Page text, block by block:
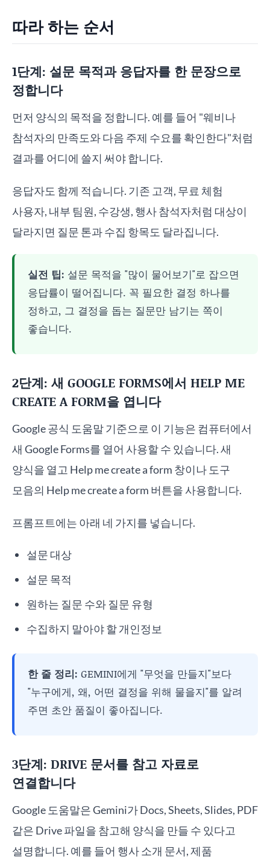
따라 하는 순서
1단계: 설문 목적과 응답자를 한 문장으로
정합니다
먼저 양식의 목적을 정합니다. 예를 들어 "웨비나
참석자의 만족도와 다음 주제 수요를 확인한다"처럼
결과를 어디에 쓸지 써야 합니다.
응답자도 함께 적습니다. 기존 고객, 무료 체험
사용자, 내부 팀원, 수강생, 행사 참석자처럼 대상이
달라지면 질문 톤과 수집 항목도 달라집니다.
실전 팁: 설문 목적을 "많이 물어보기"로 잡으면
응답률이 떨어집니다. 꼭 필요한 결정 하나를
정하고, 그 결정을 돕는 질문만 남기는 쪽이
좋습니다.
2단계: 새 GOOGLE FORMS에서 HELP ME
CREATE A FORM을 엽니다
Google 공식 도움말 기준으로 이 기능은 컴퓨터에서
새 Google Forms를 열어 사용할 수 있습니다. 새
양식을 열고 Help me create a form 창이나 도구
모음의 Help me create a form 버튼을 사용합니다.
프롬프트에는 아래 네 가지를 넣습니다.
설문 대상
설문 목적
원하는 질문 수와 질문 유형
수집하지 말아야 할 개인정보
한 줄 정리: GEMINI에게 "무엇을 만들지"보다
"누구에게, 왜, 어떤 결정을 위해 물을지"를 알려
주면 초안 품질이 좋아집니다.
3단계: DRIVE 문서를 참고 자료로
연결합니다
Google 도움말은 Gemini가 Docs, Sheets, Slides, PDF
같은 Drive 파일을 참고해 양식을 만들 수 있다고
설명합니다. 예를 들어 행사 소개 문서, 제품